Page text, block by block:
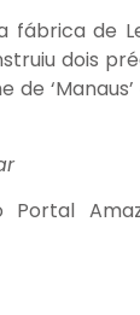
de
dois
Portal